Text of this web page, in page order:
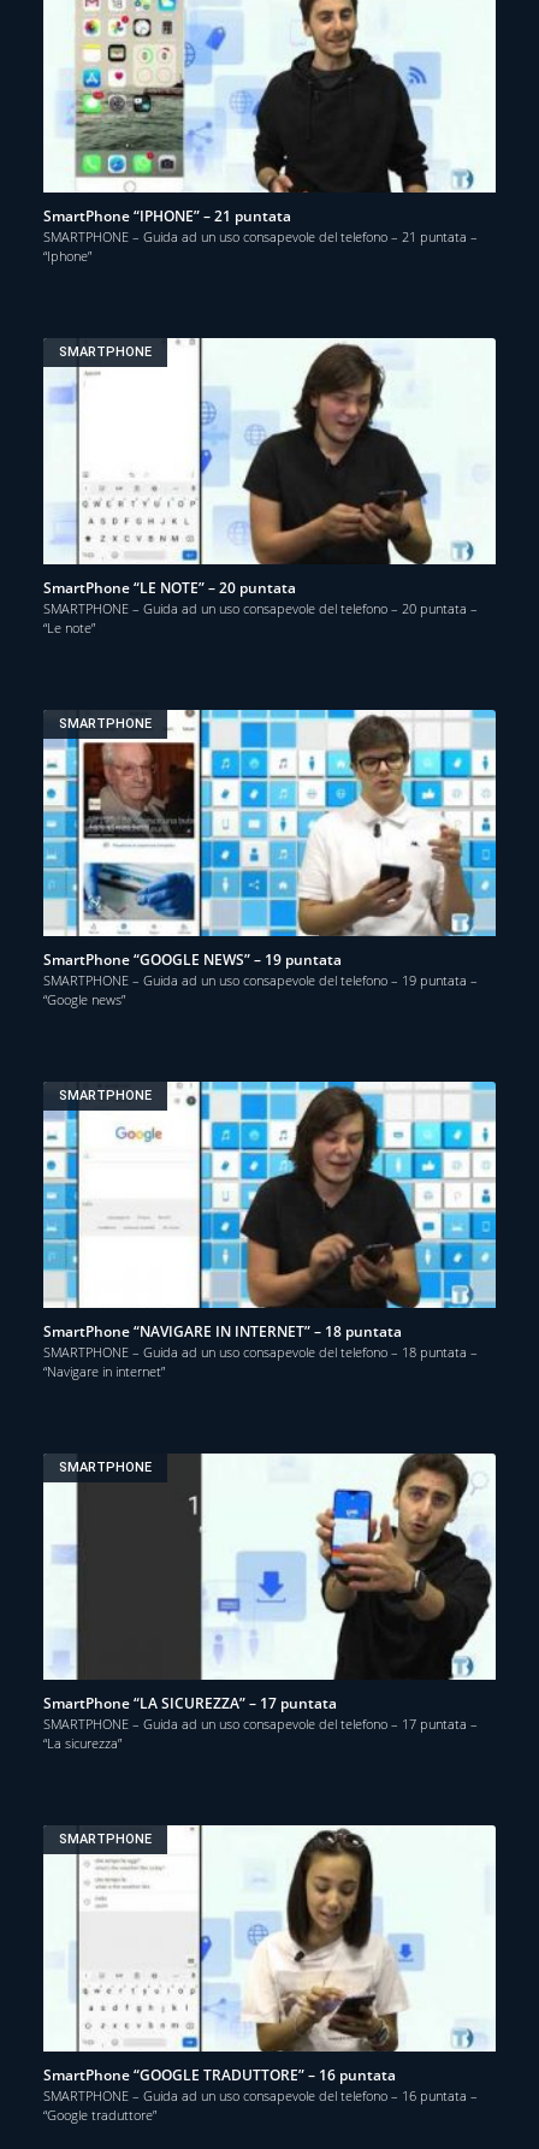
SmartPhone “IPHONE” – 21 puntata
SMARTPHONE – Guida ad un uso consapevole del telefono – 21 puntata –
“Iphone”
SMARTPHONE
SmartPhone “LE NOTE” – 20 puntata
SMARTPHONE – Guida ad un uso consapevole del telefono – 20 puntata –
“Le note”
SMARTPHONE
SmartPhone “GOOGLE NEWS” – 19 puntata
SMARTPHONE – Guida ad un uso consapevole del telefono – 19 puntata –
“Google news”
SMARTPHONE
SmartPhone “NAVIGARE IN INTERNET” – 18 puntata
SMARTPHONE – Guida ad un uso consapevole del telefono – 18 puntata –
“Navigare in internet”
SMARTPHONE
SmartPhone “LA SICUREZZA” – 17 puntata
SMARTPHONE – Guida ad un uso consapevole del telefono – 17 puntata –
“La sicurezza”
SMARTPHONE
SmartPhone “GOOGLE TRADUTTORE” – 16 puntata
SMARTPHONE – Guida ad un uso consapevole del telefono – 16 puntata –
“Google traduttore”